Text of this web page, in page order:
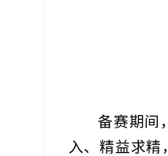
备赛期间
入、精益求